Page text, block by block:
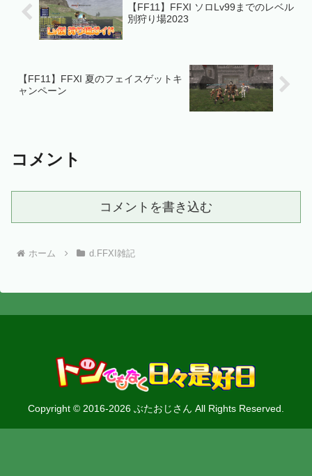
【FF11】FFXI ソロLv99までのレベル
別狩り場2023
【FF11】FFXI 夏のフェイスゲットキ
ャンペーン
コメント
コメントを書き込む
ホーム d.FFXI雑記
Copyright © 2016-2026 ぶたおじさん All Rights Reserved.